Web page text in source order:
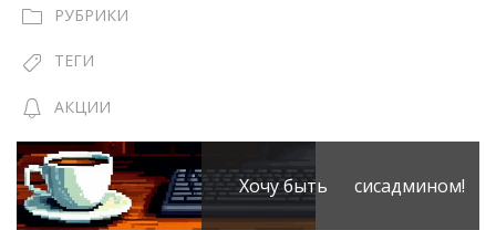
РУБРИКИ
ТЕГИ
АКЦИИ
Хочу быть сисадмином!